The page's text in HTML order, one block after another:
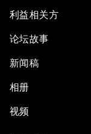
利益相关方
论坛故事
新闻稿
相册
视频